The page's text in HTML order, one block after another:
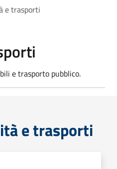
e trasporti
e trasporto pubblico.
e trasporti